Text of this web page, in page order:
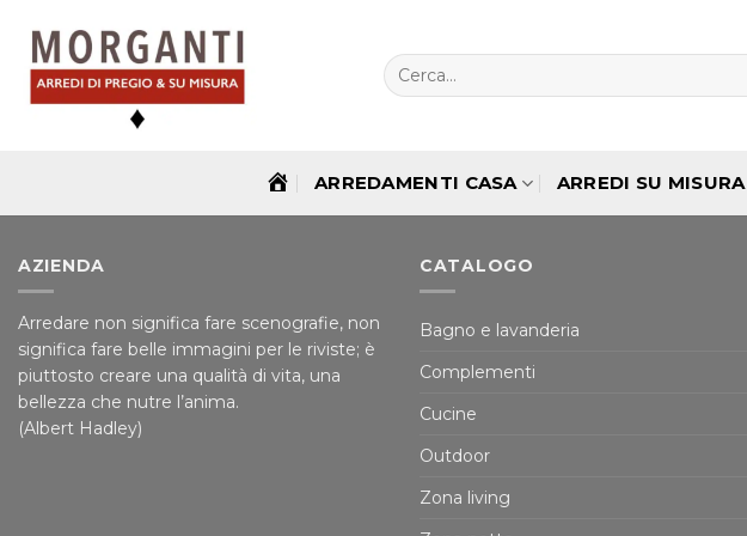
contenuti
Cerca:
HOMEARREDAMENTI CASA ARREDI SU MISURA
AZIENDA
Arredare non significa fare scenografie, non
significa fare belle immagini per le riviste; è
piuttosto creare una qualità di vita, una
bellezza che nutre l’anima.
(Albert Hadley)
CATALOGO
Bagno e lavanderia
Complementi
Cucine
Outdoor
Zona living